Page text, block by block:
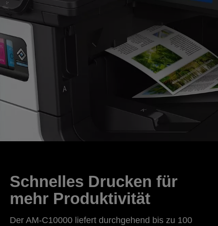
Schnelles Drucken für
mehr Produktivität
Der AM-C10000 liefert durchgehend bis zu 100